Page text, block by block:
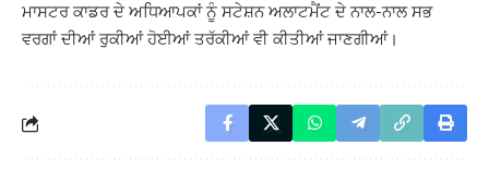
ਮਾਸਟਰ ਕਾਡਰ ਦੇ ਅਧਿਆਪਕਾਂ ਨੂੰ ਸਟੇਸ਼ਨ ਅਲਾਟਮੈਂਟ ਦੇ ਨਾਲ-ਨਾਲ ਸਭ
ਵਰਗਾਂ ਦੀਆਂ ਰੁਕੀਆਂ ਹੋਈਆਂ ਤਰੱਕੀਆਂ ਵੀ ਕੀਤੀਆਂ ਜਾਣਗੀਆਂ।